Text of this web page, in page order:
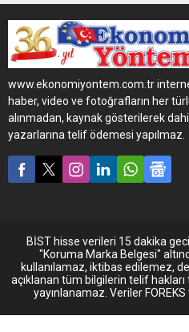
istasyonlarındaki hizmet
kalitesini değerlendiren
‘Üçüncü Göz’ programında,
2019 yılının ilk şampiyonları
törenle ödüllerini aldı. Alınan
puanlarla 7 bölgenin hizmet
birincilerinin belirlendiği
‘Üçüncü Göz’de bu yıl 2 bayi
de Otogaz Hizmet Birincisi
www.ekonomiyontem.com.tr
haber, video ve fotoğrafların her
alınmadan, kaynak gösterilerek
yazarlarına telif ödemesi yapılmaz.
BİST hisse verileri 15 dakika
"Koruma Marka Belgesi"
kullanılamaz, iktibas edilemez,
açıklanan tüm bilgilerin telif
yayınlanamaz. Veriler